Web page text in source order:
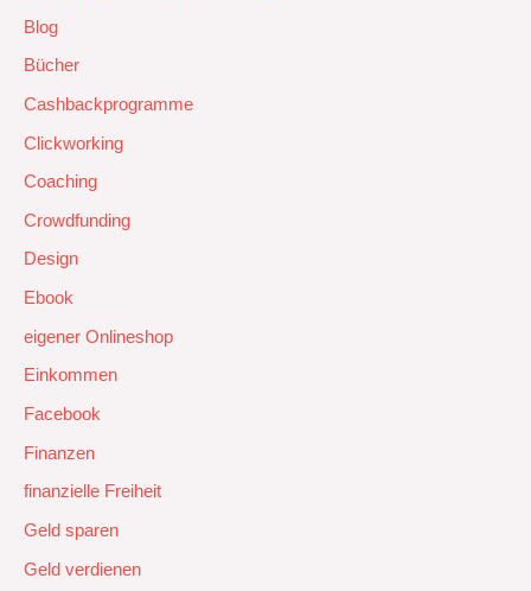
Blog
Bücher
Cashbackprogramme
Clickworking
Coaching
Crowdfunding
Design
Ebook
eigener Onlineshop
Einkommen
Facebook
Finanzen
finanzielle Freiheit
Geld sparen
Geld verdienen